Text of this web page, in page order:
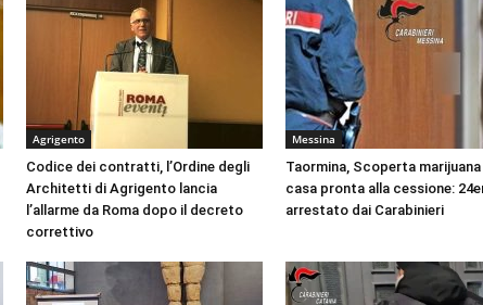
Agrigento
Codice dei contratti, l’Ordine degli
Architetti di Agrigento lancia
l’allarme da Roma dopo il decreto
correttivo
Messina
Taormina, Scoperta marijuana
casa pronta alla cessione:
arrestato dai Carabinieri